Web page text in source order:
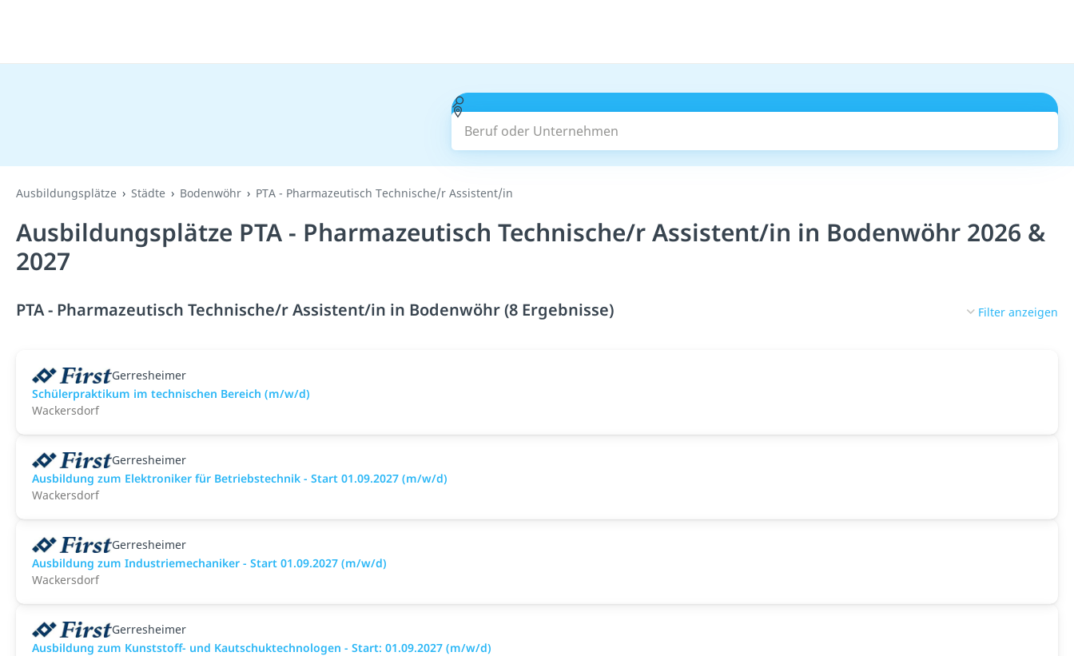
Beruf oder Unternehmen
Ausbildungsplätze Städte Bodenwöhr PTA - Pharmazeutisch Technische/r Assistent/in
Ausbildungsplätze PTA - Pharmazeutisch Technische/r Assistent/in in Bodenwöhr 2026 &
2027
PTA - Pharmazeutisch Technische/r Assistent/in in Bodenwöhr (8 Ergebnisse) Filter anzeigen
Gerresheimer
Schülerpraktikum im technischen Bereich (m/w/d)
Wackersdorf
Gerresheimer
Ausbildung zum Elektroniker für Betriebstechnik - Start 01.09.2027 (m/w/d)
Wackersdorf
Gerresheimer
Ausbildung zum Industriemechaniker - Start 01.09.2027 (m/w/d)
Wackersdorf
Gerresheimer
Ausbildung zum Kunststoff- und Kautschuktechnologen - Start: 01.09.2027 (m/w/d)